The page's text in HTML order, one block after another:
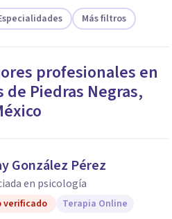
Más filtros
profesionales en
de Piedras Negras,
González Pérez
en psicología
verificado Terapia Online